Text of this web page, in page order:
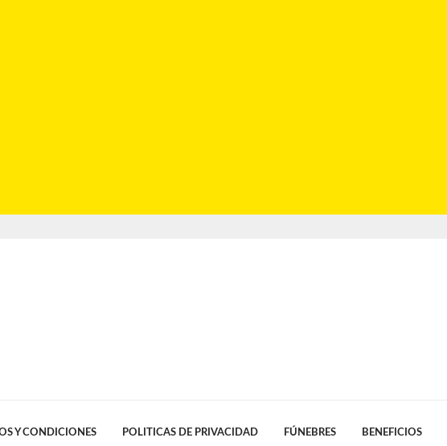
Y CONDICIONES POLITICAS DE PRIVACIDAD FÚNEBRES BENEFICIOS